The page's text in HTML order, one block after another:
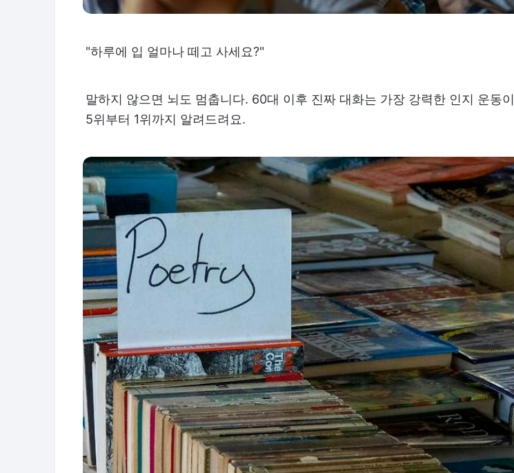
"하루에 입 얼마나 떼고 사세요?"
말하지 않으면 뇌도 멈춥니다. 60대 이후 진짜 대화는 가장 강력한 인지 운동
5위부터 1위까지 알려드려요.